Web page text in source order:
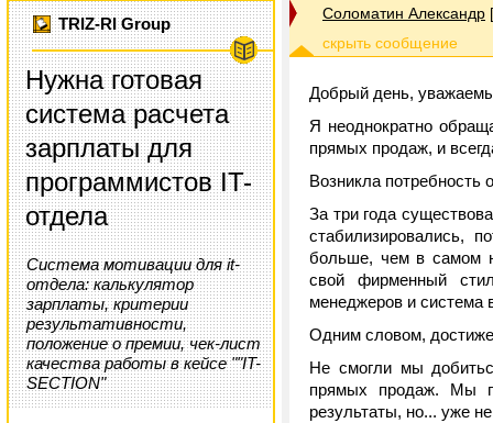
TRIZ-RI Group
Нужна готовая
система расчета
зарплаты для
программистов IT-
отдела
Система мотивации для it-
отдела: калькулятор
зарплаты, критерии
результативности,
положение о премии, чек-лист
качества работы в кейсе ""IT-
SECTION"
Соломатин Александр [
Добрый день,
Я неоднократно
прямых продаж, и
Возникла потребность
За три года
стабилизировались,
больше, чем в самом
свой фирменный
менеджеров и система
Одним словом,
Не смогли мы
прямых продаж. Мы
результаты, но... уже